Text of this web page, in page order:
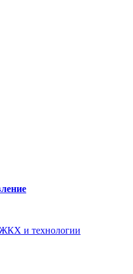
ЖКХ и технологии